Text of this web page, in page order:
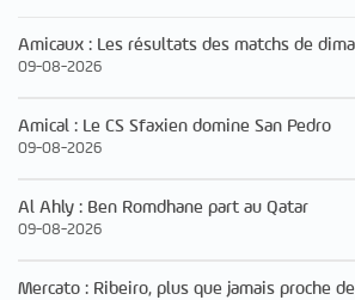
Amicaux : Les résultats des matchs de
09-08-2026
Amical : Le CS Sfaxien domine San Pedro
09-08-2026
Al Ahly : Ben Romdhane part au Qatar
09-08-2026
Mercato : Ribeiro, plus que jamais proche de